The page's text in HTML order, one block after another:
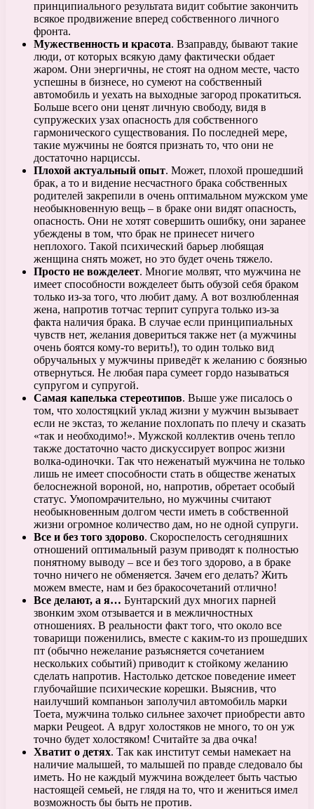
принципиального результата видит событие закончить
всякое продвижение вперед собственного личного
фронта.
Мужественность и красота. Взаправду, бывают такие
люди, от которых всякую даму фактически обдает
жаром. Они энергичны, не стоят на одном месте, часто
успешны в бизнесе, но сумеют на собственный
автомобиль и уехать на выходные загород прокатиться.
Больше всего они ценят личную свободу, видя в
супружеских узах опасность для собственного
гармонического существования. По последней мере,
такие мужчины не боятся признать то, что они не
достаточно нарциссы.
Плохой актуальный опыт. Может, плохой прошедший
брак, а то и видение несчастного брака собственных
родителей закрепили в очень оптимальном мужском уме
необыкновенную вещь – в браке они видят опасность,
опасность. Они не хотят совершить ошибку, они заранее
убеждены в том, что брак не принесет ничего
неплохого. Такой психический барьер любящая
женщина снять может, но это будет очень тяжело.
Просто не вожделеет. Многие молвят, что мужчина не
имеет способности вожделеет быть обузой себя браком
только из-за того, что любит даму. А вот возлюбленная
жена, напротив тотчас терпит супруга только из-за
факта наличия брака. В случае если принципиальных
чувств нет, желания довериться также нет (а мужчины
очень боятся кому-то верить!), то один только вид
обручальных у мужчины приведёт к желанию с боязнью
отвернуться. Не любая пара сумеет гордо называться
супругом и супругой.
Самая капелька стереотипов. Выше уже писалось о
том, что холостяцкий уклад жизни у мужчин вызывает
если не экстаз, то желание похлопать по плечу и сказать
«так и необходимо!». Мужской коллектив очень тепло
также достаточно часто дискуссирует вопрос жизни
волка-одиночки. Так что неженатый мужчина не только
лишь не имеет способности стать в обществе женатых
белоснежной вороной, но, напротив, обретает особый
статус. Умопомрачительно, но мужчины считают
необыкновенным долгом чести иметь в собственной
жизни огромное количество дам, но не одной супруги.
Все и без того здорово. Скороспелость сегодняшних
отношений оптимальный разум приводят к полностью
понятному выводу – все и без того здорово, а в браке
точно ничего не обменяется. Зачем его делать? Жить
можем вместе, нам и без бракосочетаний отлично!
Все делают, а я… Бунтарский дух многих парней
звонким эхом отзывается и в межличностных
отношениях. В реальности факт того, что около все
товарищи поженились, вместе с каким-то из прошедших
пт (обычно нежелание разъясняется сочетанием
нескольких событий) приводит к стойкому желанию
сделать напротив. Настолько детское поведение имеет
глубочайшие психические корешки. Выяснив, что
наилучший компаньон заполучил автомобиль марки
Тоета, мужчина только сильнее захочет приобрести авто
марки Peugeot. А вдруг холостяков не много, то он уж
точно будет холостяком! Считайте за два очка!
Хватит о детях. Так как институт семьи намекает на
наличие малышей, то малышей по правде следовало бы
иметь. Но не каждый мужчина вожделеет быть частью
настоящей семьей, не глядя на то, что и жениться имел
возможность бы быть не против.